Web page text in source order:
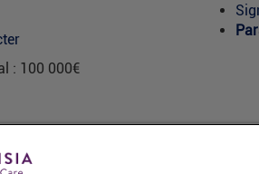
: 100 000€